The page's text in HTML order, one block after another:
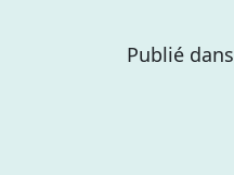
Publié dans